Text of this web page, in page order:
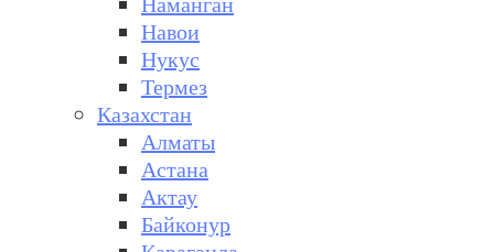
Навои
Нукус
Термез
Казахстан
Алматы
Астана
Актау
Байконур